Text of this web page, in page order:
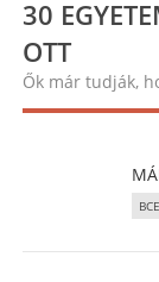
30
OTT
Ők már tudják,